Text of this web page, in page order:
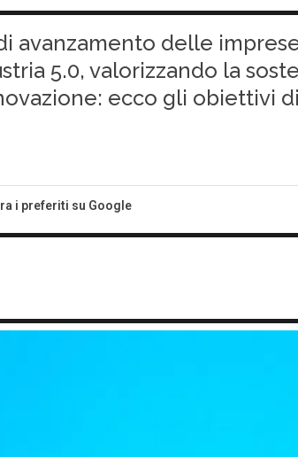
avanzamento delle
5.0, valorizzando la
ecco gli obiettivi di
i preferiti su Google